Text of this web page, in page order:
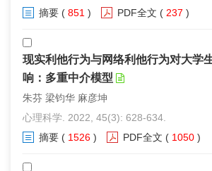
摘要 ( 851 ) PDF全文 ( 237 )
现实利他行为与网络利他行为对大学
响：多重中介模型
朱芬 梁钧华 麻彦坤
心理科学. 2022, 45(3): 628-634.
摘要 ( 1526 ) PDF全文 ( 1050 )